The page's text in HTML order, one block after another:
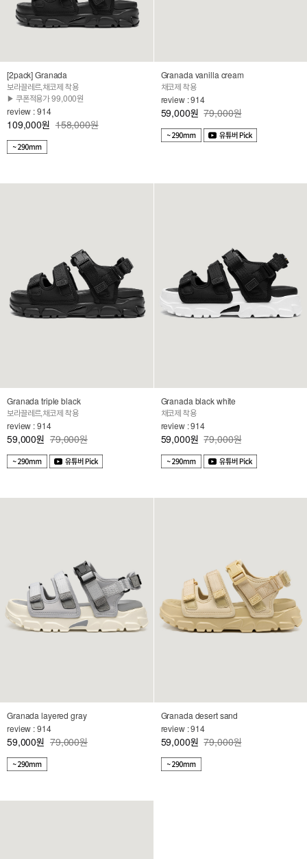
[2pack] Granada
보라끌레르,채코제 착용
▶ 쿠폰적용가 99,000원
review : 914
109,000원 158,000원
Granada vanilla cream
채코제 착용
review : 914
59,000원 79,000원
Granada triple black
보라끌레르,채코제 착용
review : 914
59,000원 79,000원
Granada black white
채코제 착용
review : 914
59,000원 79,000원
Granada layered gray
review : 914
59,000원 79,000원
Granada desert sand
review : 914
59,000원 79,000원